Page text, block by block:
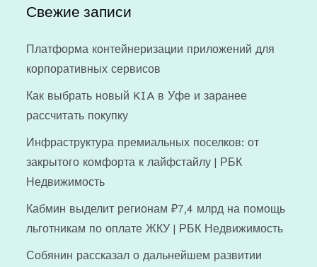
Свежие записи
Платформа контейнеризации приложений для
корпоративных сервисов
Как выбрать новый KIA в Уфе и заранее
рассчитать покупку
Инфраструктура премиальных поселков: от
закрытого комфорта к лайфстайлу | РБК
Недвижимость
Кабмин выделит регионам ₽7,4 млрд на помощь
льготникам по оплате ЖКУ | РБК Недвижимость
Собянин рассказал о дальнейшем развитии